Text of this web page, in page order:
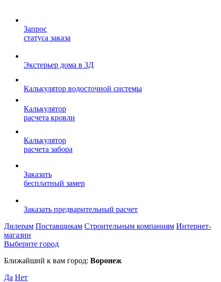
Запрос
статуса заказа
Экстерьер дома в 3Д
Калькулятор водосточной системы
Калькулятор
расчета кровли
Калькулятор
расчета забора
Заказать
бесплатный замер
Заказать предварительный расчет
Дилерам Поставщикам Строительным компаниям Интернет-
магазин
Выберите город
Ближайший к вам город: Воронеж
Да Нет